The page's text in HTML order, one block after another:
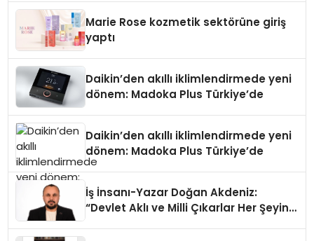
Marie Rose kozmetik sektörüne giriş
yaptı
Daikin’den akıllı iklimlendirmede yeni
dönem: Madoka Plus Türkiye’de
Daikin’den akıllı iklimlendirmede yeni
dönem: Madoka Plus Türkiye’de
İş İnsanı-Yazar Doğan Akdeniz:
“Devlet Aklı ve Milli Çıkarlar Her Şeyin